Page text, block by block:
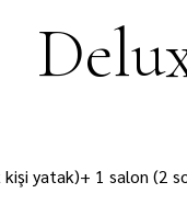
yatak)+ 1 salon (2